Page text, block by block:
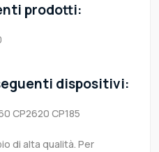
prodotti:
dispositivi:
CP2620 CP185
di alta qualità. Per